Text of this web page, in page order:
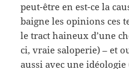
peut-être en est-ce la
baigne les opinions ces
le tract haineux d’une
ci, vraie saloperie) – et
aussi avec une idéologie